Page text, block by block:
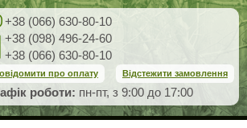
+38 (066) 630-80-10
+38 (098) 496-24-60
+38 (066) 630-80-10
про оплату Відстежити замовлення
роботи: пн-пт, з 9:00 до 17:00